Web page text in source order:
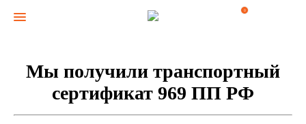
0
Мы получили транспортный
сертификат 969 ПП РФ